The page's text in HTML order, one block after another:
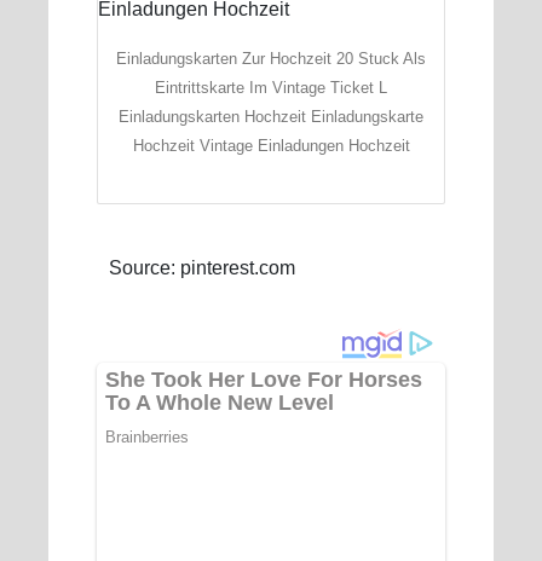
Einladungskarten Zur Hochzeit 20 Stuck Als
Eintrittskarte Im Vintage Ticket L
Einladungskarten Hochzeit Einladungskarte
Hochzeit Vintage Einladungen Hochzeit
Source: pinterest.com